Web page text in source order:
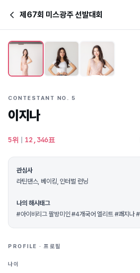
제67회 미스광주 선발대회
CONTESTANT NO. 5
이지나
5위 | 12,346표
관심사
라틴댄스, 베이킹, 인터벌 런닝
나의 해시태그
#아이비리그 팔방미인 #4개국어 엘리트 #쾌지나
PROFILE · 프로필
나이